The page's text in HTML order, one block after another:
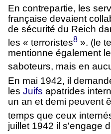
En contrepartie, les
française devaient
de sécurité du Reich
les « terroristes8 ». (le
mentionne également
saboteurs, mais en
En mai 1942, il
les Juifs apatrides
un an et demi peuvent
temps que ceux
juillet 1942 il s'engage